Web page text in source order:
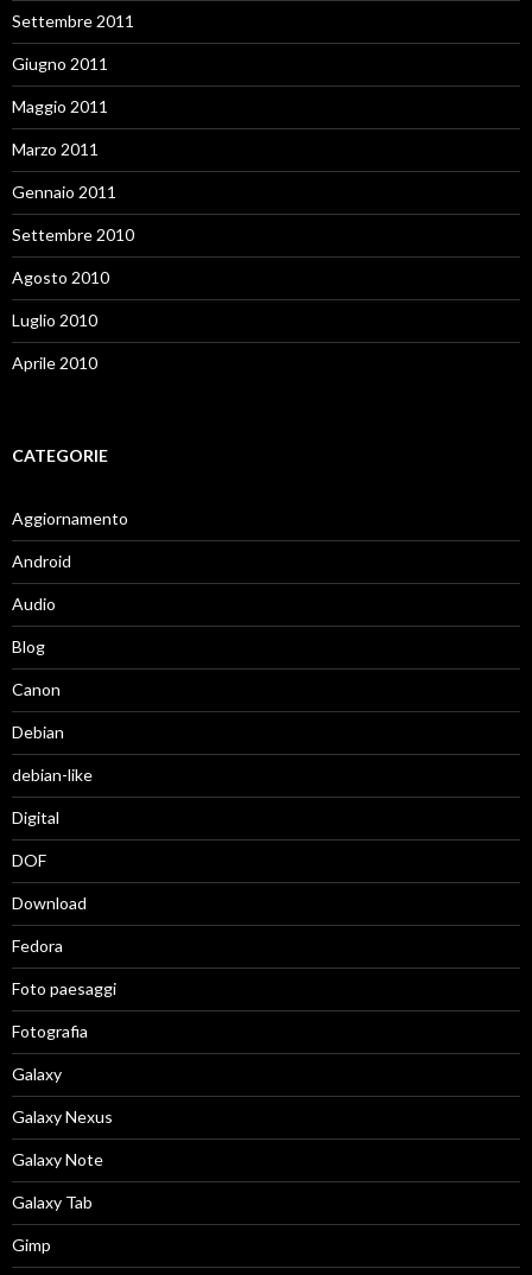
Settembre 2011
Giugno 2011
Maggio 2011
Marzo 2011
Gennaio 2011
Settembre 2010
Agosto 2010
Luglio 2010
Aprile 2010
CATEGORIE
Aggiornamento
Android
Audio
Blog
Canon
Debian
debian-like
Digital
DOF
Download
Fedora
Foto paesaggi
Fotografia
Galaxy
Galaxy Nexus
Galaxy Note
Galaxy Tab
Gimp